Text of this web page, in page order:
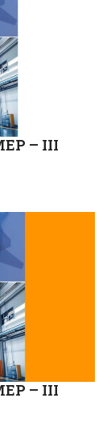
– III
– III